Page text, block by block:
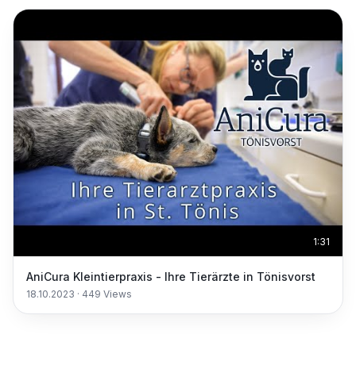
1:31
AniCura Kleintierpraxis - Ihre Tierärzte in Tönisvorst
18.10.2023 · 449 Views